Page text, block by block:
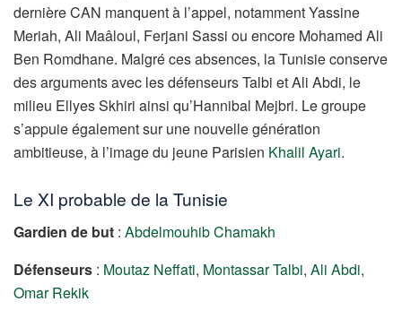
dernière CAN manquent à l’appel, notamment Yassine
Meriah, Ali Maâloul, Ferjani Sassi ou encore Mohamed Ali
Ben Romdhane. Malgré ces absences, la Tunisie conserve
des arguments avec les défenseurs Talbi et Ali Abdi, le
milieu Ellyes Skhiri ainsi qu’Hannibal Mejbri. Le groupe
s’appuie également sur une nouvelle génération
ambitieuse, à l’image du jeune Parisien Khalil Ayari.
Le XI probable de la Tunisie
Gardien de but : Abdelmouhib Chamakh
Défenseurs : Moutaz Neffati, Montassar Talbi, Ali Abdi,
Omar Rekik